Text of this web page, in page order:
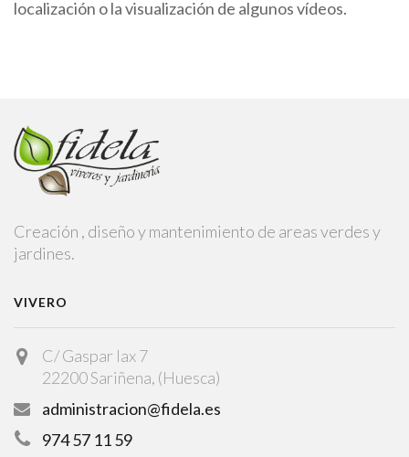
localización o la visualización de algunos vídeos.
Creación , diseño y mantenimiento de areas verdes y
jardines.
VIVERO
C/ Gaspar lax 7
22200 Sariñena, (Huesca)
administracion@fidela.es
974 57 11 59